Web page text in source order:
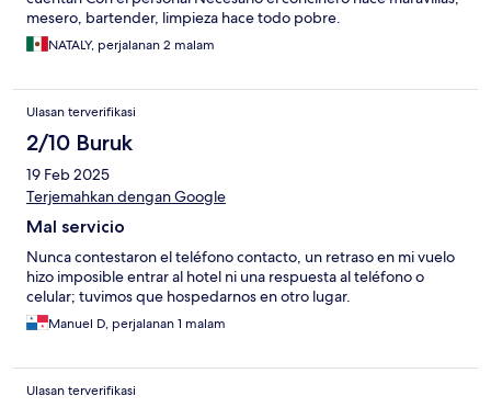
mesero, bartender, limpieza hace todo pobre.
NATALY, perjalanan 2 malam
Ulasan terverifikasi
2/10 Buruk
19 Feb 2025
Terjemahkan dengan Google
Mal servicio
Nunca contestaron el teléfono contacto, un retraso en mi vuelo
hizo imposible entrar al hotel ni una respuesta al teléfono o
celular; tuvimos que hospedarnos en otro lugar.
Manuel D, perjalanan 1 malam
Ulasan terverifikasi